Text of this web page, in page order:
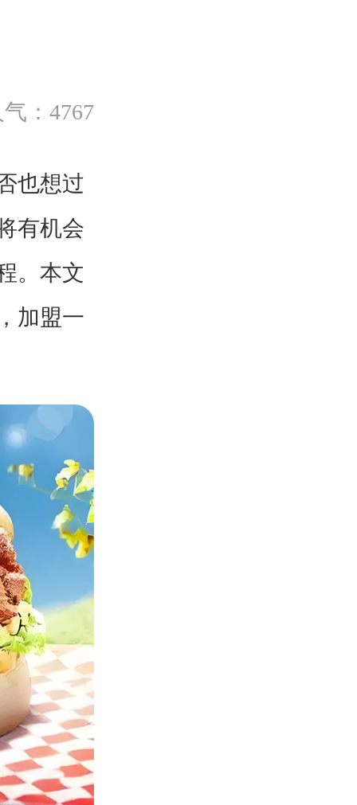
：4767
也想过
有机会
。本文
加盟一